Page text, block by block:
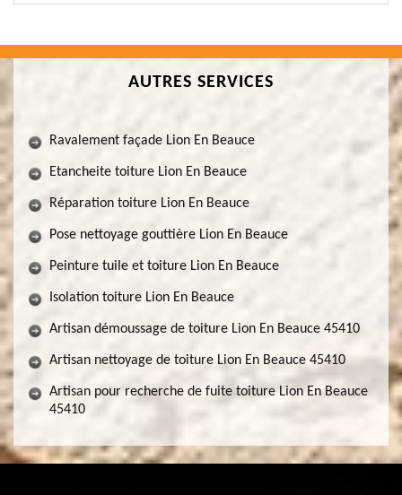
AUTRES SERVICES
Ravalement façade Lion En Beauce
Etancheite toiture Lion En Beauce
Réparation toiture Lion En Beauce
Pose nettoyage gouttière Lion En Beauce
Peinture tuile et toiture Lion En Beauce
Isolation toiture Lion En Beauce
Artisan démoussage de toiture Lion En Beauce 45410
Artisan nettoyage de toiture Lion En Beauce 45410
Artisan pour recherche de fuite toiture Lion En Beauce
45410